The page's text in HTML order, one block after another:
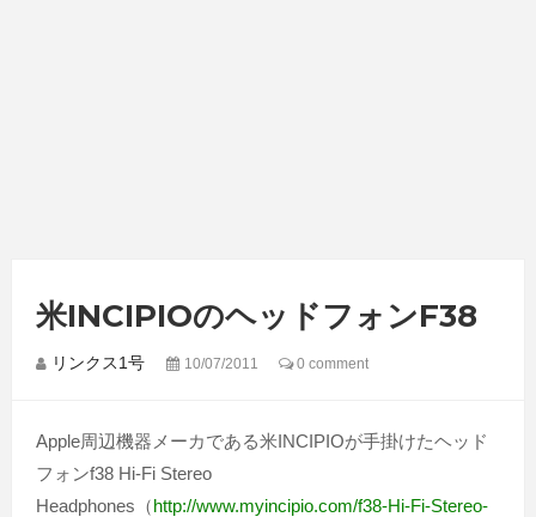
米INCIPIOのヘッドフォンf38
リンクス1号 10/07/2011 0 comment
Apple周辺機器メーカである米INCIPIOが手掛けたヘッド
フォンf38 Hi-Fi Stereo
Headphones（http://www.myincipio.com/f38-Hi-Fi-Stereo-